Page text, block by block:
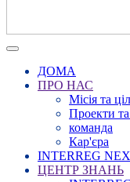
ДОМА
ПРО НАС
Місія та
Проекти та
команда
Кар'єра
INTERREG
ЦЕНТР ЗНАНЬ